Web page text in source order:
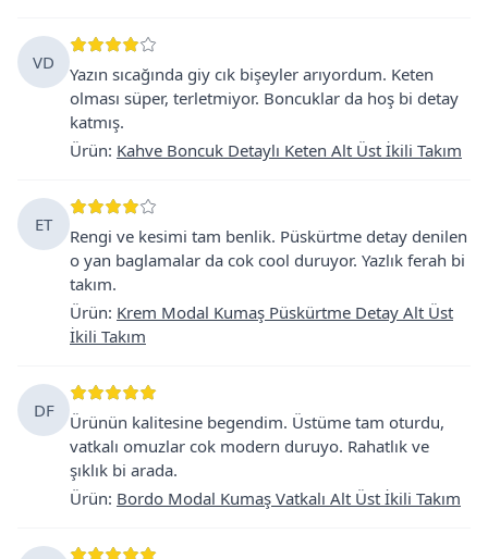
VD
Yazın sıcağında giy cık bişeyler arıyordum. Keten
olması süper, terletmiyor. Boncuklar da hoş bi detay
katmış.
Ürün: Kahve Boncuk Detaylı Keten Alt Üst İkili Takım
ET
Rengi ve kesimi tam benlik. Püskürtme detay denilen
o yan baglamalar da cok cool duruyor. Yazlık ferah bi
takım.
Ürün: Krem Modal Kumaş Püskürtme Detay Alt Üst
İkili Takım
DF
Ürünün kalitesine begendim. Üstüme tam oturdu,
vatkalı omuzlar cok modern duruyo. Rahatlık ve
şıklık bi arada.
Ürün: Bordo Modal Kumaş Vatkalı Alt Üst İkili Takım